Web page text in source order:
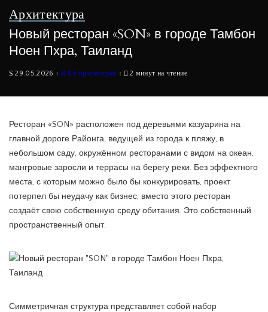
Архитектура
Новый ресторан «SON» в городе Тамбон
Ноен Пхра, Таиланд
29.05.2026 69 просмотров 2 минут на чтение
Ресторан «SON» расположен под деревьями казуарина на
главной дороге Районга, ведущей из города к пляжу, в
небольшом саду, окружённом ресторанами с видом на океан,
мангровые заросли и террасы на берегу реки. Без эффектного
места, с которым можно было бы конкурировать, проект
потерпел бы неудачу как бизнес; вместо этого ресторан
создаёт свою собственную среду обитания. Это собственный
пространственный опыт.
Симметричная структура представляет собой набор